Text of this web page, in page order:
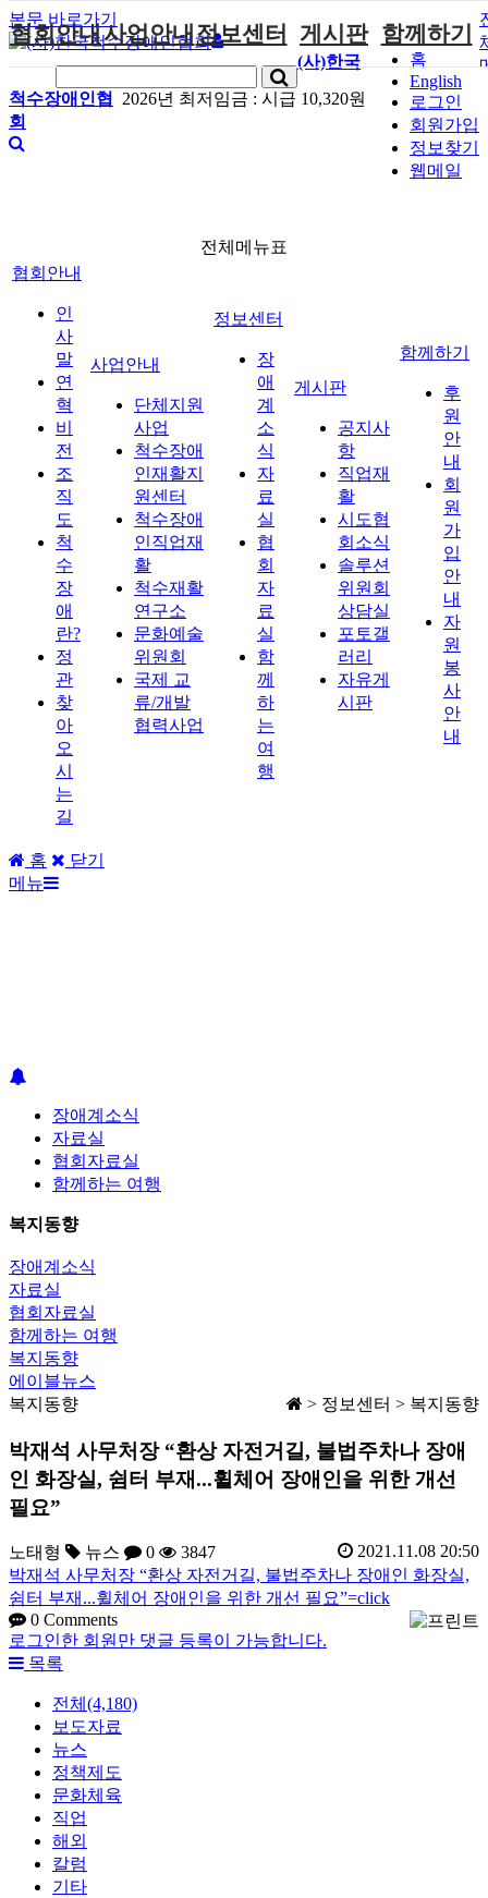
본문 바로가기
홈
English
로그인
회원가입
정보찾기
웹메일
2026년 최저임금 : 시급 10,320원
(사)한국
척수장애인협
회
협회안내
인사말
찾아오시는길
사업안내
단체지원사업
정보센터
장애계소식
게시판
공지사항
함께하기
후원안내
회원가입안내
자원봉사안내
전체메뉴표
협회안내
인
사
말
연
혁
비
전
조
직
도
척
수
장
애
란?
정
관
찾
아
오
시
는
길
사업안내
단체지원
사업
척수장애
인재활지
원센터
척수장애
인직업재
활
척수재활
연구소
문화예술
위원회
국제 교
류/개발
협력사업
정보센터
장
애
계
소
식
자
료
실
협
회
자
료
실
함
께
하
는
여
행
게시판
공지사
항
직업재
활
시도협
회소식
솔루션
위원회
상담실
포토갤
러리
자유게
시판
함께하기
후
원
안
내
회
원
가
입
안
내
자
원
봉
사
안
내
홈
닫기
메뉴
장애계소식
자료실
협회자료실
함께하는 여행
복지동향
장애계소식
자료실
협회자료실
함께하는 여행
복지동향
에이블뉴스
> 정보센터 > 복지동향
복지동향
박재석 사무처장 “환상 자전거길, 불법주차나 장애
인 화장실, 쉼터 부재...휠체어 장애인을 위한 개선
필요”
노태형 뉴스 0 3847
2021.11.08 20:50
박재석 사무처장 “환상 자전거길, 불법주차나 장애인 화장실,
쉼터 부재...휠체어 장애인을 위한 개선 필요”=click
0 Comments
로그인한 회원만 댓글 등록이 가능합니다.
목록
전체(4,180)
보도자료
뉴스
정책제도
문화체육
직업
해외
칼럼
기타